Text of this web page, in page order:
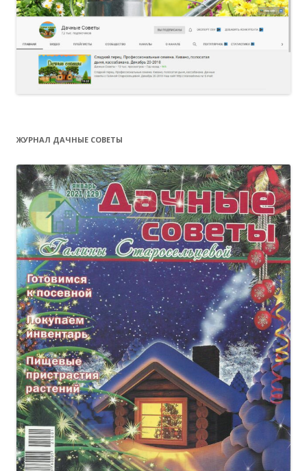
ЖУРНАЛ ДАЧНЫЕ СОВЕТЫ